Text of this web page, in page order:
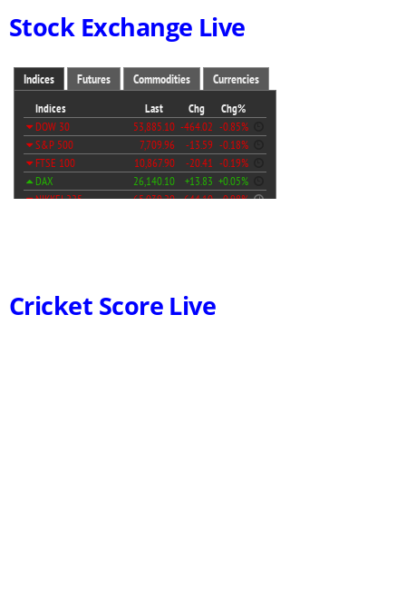
Stock Exchange Live
Cricket Score Live